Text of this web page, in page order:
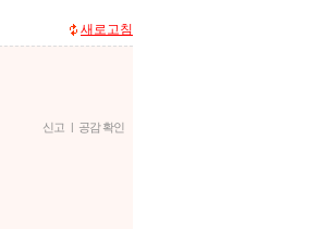
새로고침
신고 | 공감 확인